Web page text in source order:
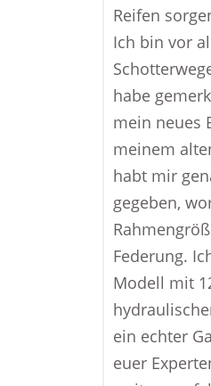
Reifen
Ich bin vor
habe
mein neues
meinem
habt mir
gegeben,
Federung.
Modell mit
ein echter
euer